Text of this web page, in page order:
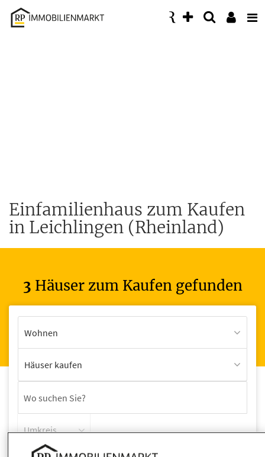
Accessibility
Modus
Einfamilienhaus zum Kaufen
in Leichlingen (Rheinland)
3 Häuser zum Kaufen gefunden
Wohnen
Häuser kaufen
Umkreis